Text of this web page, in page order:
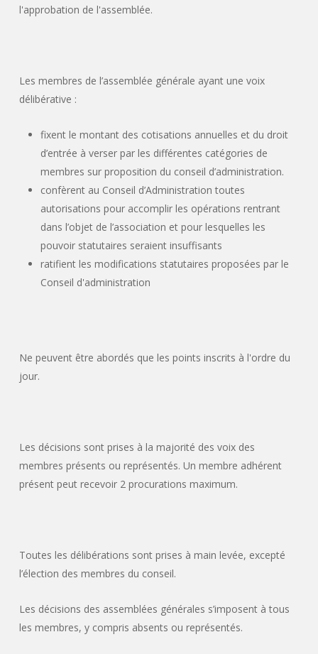
l'approbation de l'assemblée.
Les membres de l’assemblée générale ayant une voix
délibérative :
fixent le montant des cotisations annuelles et du droit
d’entrée à verser par les différentes catégories de
membres sur proposition du conseil d’administration.
confèrent au Conseil d’Administration toutes
autorisations pour accomplir les opérations rentrant
dans l’objet de l’association et pour lesquelles les
pouvoir statutaires seraient insuffisants
ratifient les modifications statutaires proposées par le
Conseil d'administration
Ne peuvent être abordés que les points inscrits à l'ordre du
jour.
Les décisions sont prises à la majorité des voix des
membres présents ou représentés. Un membre adhérent
présent peut recevoir 2 procurations maximum.
Toutes les délibérations sont prises à main levée, excepté
l’élection des membres du conseil.
Les décisions des assemblées générales s’imposent à tous
les membres, y compris absents ou représentés.